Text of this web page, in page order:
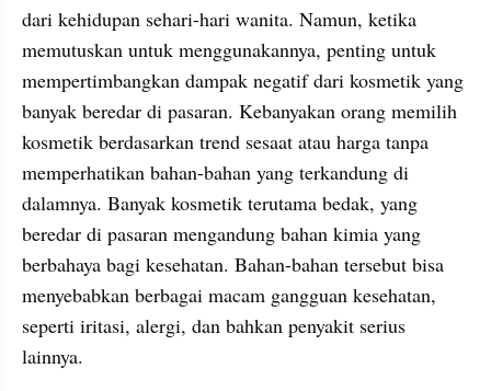
dari kehidupan sehari-hari wanita. Namun, ketika
memutuskan untuk menggunakannya, penting untuk
mempertimbangkan dampak negatif dari kosmetik yang
banyak beredar di pasaran. Kebanyakan orang memilih
kosmetik berdasarkan trend sesaat atau harga tanpa
memperhatikan bahan-bahan yang terkandung di
dalamnya. Banyak kosmetik terutama bedak, yang
beredar di pasaran mengandung bahan kimia yang
berbahaya bagi kesehatan. Bahan-bahan tersebut bisa
menyebabkan berbagai macam gangguan kesehatan,
seperti iritasi, alergi, dan bahkan penyakit serius
lainnya.